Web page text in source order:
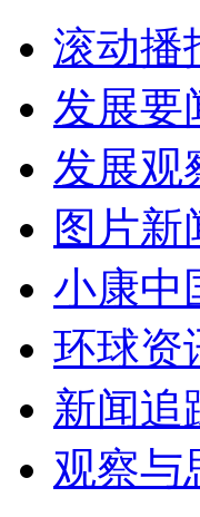
滚动播
发展要
发展观
图片新
小康中
环球资
新闻追
观察与